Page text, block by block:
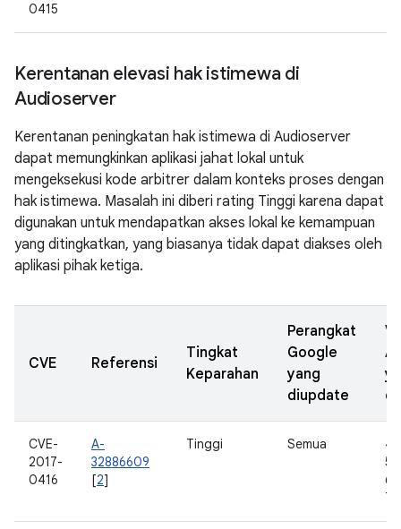
0415
Kerentanan elevasi hak istimewa di
Audioserver
Kerentanan peningkatan hak istimewa di Audioserver
dapat memungkinkan aplikasi jahat lokal untuk
mengeksekusi kode arbitrer dalam konteks proses dengan
hak istimewa. Masalah ini diberi rating Tinggi karena dapat
digunakan untuk mendapatkan akses lokal ke kemampuan
yang ditingkatkan, yang biasanya tidak dapat diakses oleh
aplikasi pihak ketiga.
CVE Referensi
Tingkat
Keparahan
Perangkat
Google
yang
diupdate
CVE-
2017-
0416
A-
32886609
[2]
Tinggi Semua